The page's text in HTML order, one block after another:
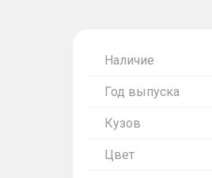
Наличие
Год выпуска
Кузов
Цвет